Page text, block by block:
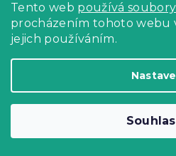
Tento web používá
procházením tohoto webu
jejich používáním.
Bavlněné povlečení